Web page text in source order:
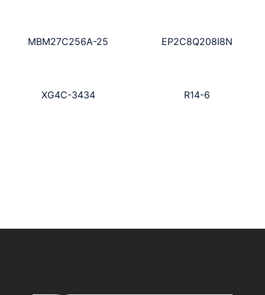
MBM27C256A-25 EP2C8Q208I8N
XG4C-3434 R14-6